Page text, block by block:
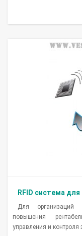
RFID система
Для организаций
повышения
управления и